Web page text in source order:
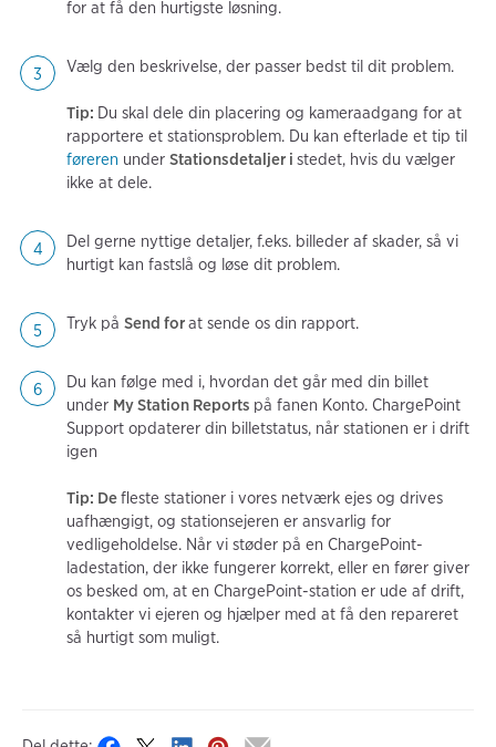
for at få den hurtigste løsning.
Vælg den beskrivelse, der passer bedst til dit problem.
Tip: Du skal dele din placering og kameraadgang for at
rapportere et stationsproblem. Du kan efterlade et tip til
føreren under Stationsdetaljer i stedet, hvis du vælger
ikke at dele.
Del gerne nyttige detaljer, f.eks. billeder af skader, så vi
hurtigt kan fastslå og løse dit problem.
Tryk på Send forat sende os din rapport.
Du kan følge med i, hvordan det går med din billet
under My Station Reports på fanen Konto. ChargePoint
Support opdaterer din billetstatus, når stationen er i drift
igen
Tip: Defleste stationer i vores netværk ejes og drives
uafhængigt, og stationsejeren er ansvarlig for
vedligeholdelse. Når vi støder på en ChargePoint-
ladestation, der ikke fungerer korrekt, eller en fører giver
os besked om, at en ChargePoint-station er ude af drift,
kontakter vi ejeren og hjælper med at få den repareret
så hurtigt som muligt.